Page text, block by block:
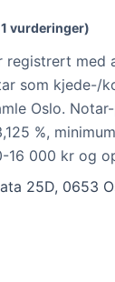
vurderinger)
registrert med
som kjede-/
Oslo.
%,
16 000 kr og
25D, 0653